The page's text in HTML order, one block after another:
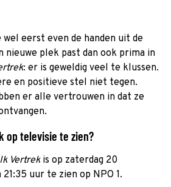
eerst even de handen uit de
nieuwe plek past dan ook prima in
: er is geweldig veel te klussen.
en positieve stel niet tegen.
er alle vertrouwen in dat ze
op televisie te zien?
Ik Vertrekis op zaterdag 20
uur te zien op NPO 1.